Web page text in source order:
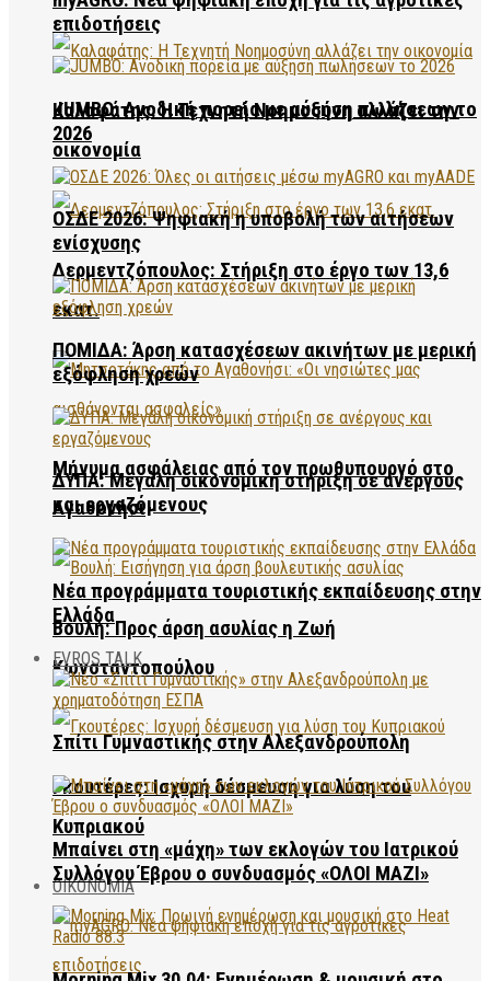
Καλαφάτης: Η Τεχνητή Νοημοσύνη αλλάζει την
οικονομία
Δερμεντζόπουλος: Στήριξη στο έργο των 13,6
εκατ.
Μήνυμα ασφάλειας από τον πρωθυπουργό στο
Αγαθονήσι
Βουλή: Προς άρση ασυλίας η Ζωή
Κωνσταντοπούλου
Γκουτέρες: Ισχυρή δέσμευση για λύση του
Κυπριακού
ΟΙΚΟΝΟΜΙΑ
επιδοτήσεις
JUMBO: Ανοδική πορεία με αύξηση πωλήσεων το
2026
ΟΣΔΕ 2026: Ψηφιακή η υποβολή των αιτήσεων
ενίσχυσης
ΠΟΜΙΔΑ: Άρση κατασχέσεων ακινήτων με μερική
εξόφληση χρεών
ΔΥΠΑ: Μεγάλη οικονομική στήριξη σε ανέργους
και εργαζόμενους
Νέα προγράμματα τουριστικής εκπαίδευσης στην
Ελλάδα
EVROS TALK
Σπίτι Γυμναστικής στην Αλεξανδρούπολη
Μπαίνει στη «μάχη» των εκλογών του Ιατρικού
Συλλόγου Έβρου ο συνδυασμός «ΟΛΟΙ ΜΑΖΙ»